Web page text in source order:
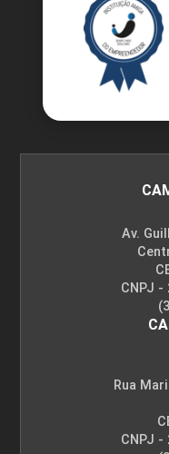
Av.
CNPJ -
Rua
CNPJ -